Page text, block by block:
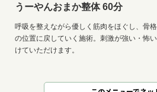
うーやんおまか整体 60分
呼吸を整えながら優しく筋肉をほぐし、骨
の位置に戻していく施術。刺激が強い・怖
けていただけます。